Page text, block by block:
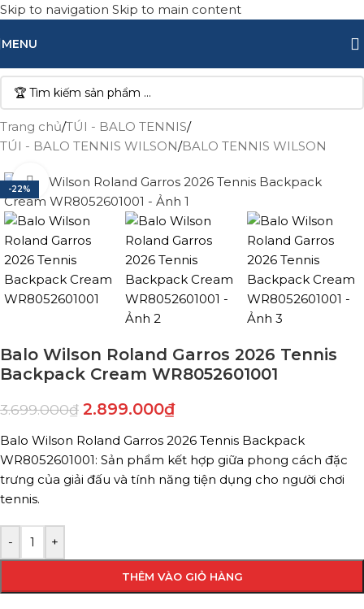
Skip to navigation Skip to main content
MENU
Trang chủ/TÚI - BALO TENNIS/
TÚI - BALO TENNIS WILSON/BALO TENNIS WILSON
-22%
Click to enlarge
Balo Wilson Roland Garros 2026 Tennis
Backpack Cream WR8052601001
3.699.000₫ 2.899.000₫
Balo Wilson Roland Garros 2026 Tennis Backpack
WR8052601001: Sản phẩm kết hợp giữa phong cách đặc
trưng của giải đấu và tính năng tiện dụng cho người chơi
tennis.
- +
THÊM VÀO GIỎ HÀNG